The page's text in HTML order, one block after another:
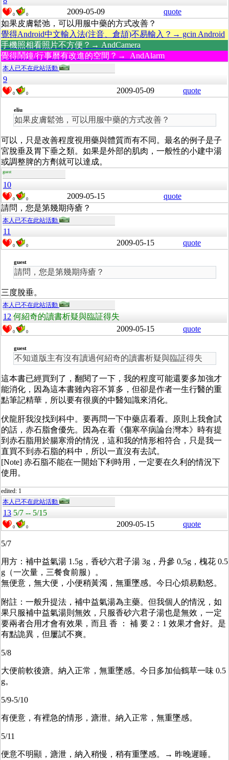
0 0 2009-05-09
quote
如果皮膚鬆弛，可以用服中藥的方式改善？
覺得Android中文輸入法(注音、倉頡)不易輸入？→ gcin Android
手機照相看照片不方便？→ AndCamera
覺得鬧鐘/行事曆有改進的空間？→ AndAlarm
本人已不在此站活動
9
0 0 2009-05-09 quote
eliu
如果皮膚鬆弛，可以用服中藥的方式改善？
可以，只是改善程度視用藥與體質而有不同。最名的例子是子
宮脫垂及胃下垂之類。如果是外部的肌肉，一般性的小建中湯
或調整脾的方劑就可以達成。
guest
10
0 0 2009-05-15
quote
請問，您是第幾期痔瘡？
本人已不在此站活動
11
0 0 2009-05-15 quote
guest
請問，您是第幾期痔瘡？
三度脫垂。
本人已不在此站活動
12 何紹奇的讀書析疑與臨証得失
0 0 2009-05-15 quote
guest
不知道版主有沒有讀過何紹奇的讀書析疑與臨証得失
這本書已經買到了，翻閱了一下，我的程度可能還要多加強才
能消化，因為這本書雖內容不算多，但卻是作者一生行醫的重
點筆記精華，所以要有很廣的中醫知識來消化。
伏龍肝我沒找到科中。要再問一下中藥店看看。原則上我會試
的話，赤石脂會優先。因為在看《傷寒卒病論台灣本》時有提
到赤石脂用於腸寒滑的情況，這和我的情形相符合，只是我一
直買不到赤石脂的科中，所以一直沒有去試。
[Note] 赤石脂不能在一開始下利時用，一定要在久利的情況下
使用。
edited: 1
本人已不在此站活動
13 5/7 -- 5/15
0 0 2009-05-15 quote
5/7
用方：補中益氣湯 1.5g，香砂六君子湯 3g，丹參 0,5g，槐花 0.5
g（一次量，三餐食前服）。
無便意，無大便，小便稍黃濁，無重墜感。今日心煩易動怒。
附註：一般升提法，補中益氣湯為主藥。但我個人的情況，如
果只服補中益氣湯則無效，只服香砂六君子湯也是無效，一定
要兩者合用才會有效果，而且 香 ： 補 要 2：1 效果才會好。是
有點詭異，但屢試不爽。
5/8
大便前軟後溏。納入正常，無重墜感。今日多加仙鶴草一味 0.5
g。
5/9-5/10
有便意，有裡急的情形，溏泄。納入正常，無重墜感。
5/11
便意不明顯，溏泄，納入稍慢，稍有重墜感。→ 昨晚遲睡。